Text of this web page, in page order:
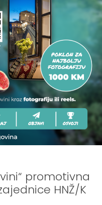
promotivna
HNŽ/K